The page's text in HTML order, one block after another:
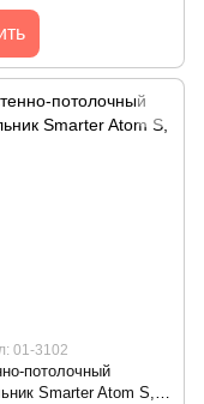
01-3102
потолочный
Smarter Atom S,